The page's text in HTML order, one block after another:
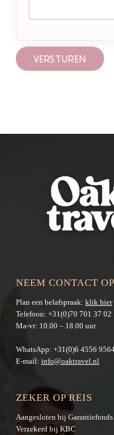
VERSTUREN
NEEM CONTACT OP
Plan een belafspraak: klik hier
Telefoon: +31(0)70 701 37 02
Ma-vr: 10.00 – 18.00 uur
WhatsApp: +31(0)6 4556
E-mail: info@oaktravel.nl
ZEKER OP REIS
Aangesloten bij Garantiefonds
Verzekerd bij KBC